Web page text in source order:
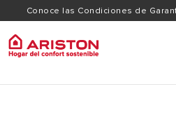
Conoce las Condiciones de